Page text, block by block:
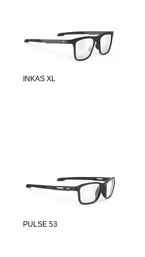
INKAS XL
PULSE 53